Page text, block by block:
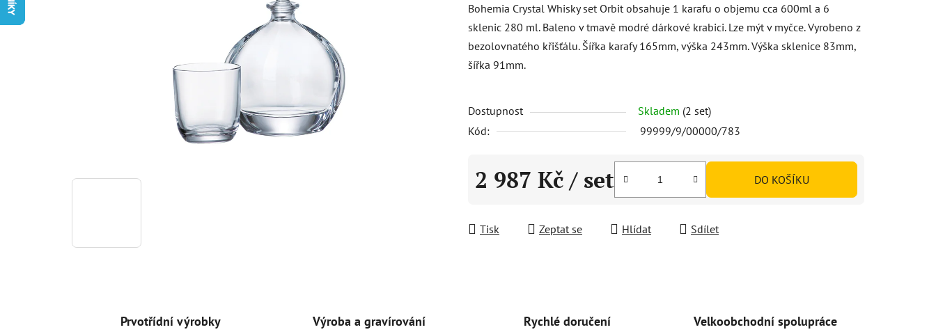
je
0,0
z
5
Bohemia Crystal Whisky set Orbit obsahuje 1 karafu o objemu cca 600ml a 6
sklenic 280 ml. Baleno v tmavě modré dárkové krabici. Lze mýt v myčce. Vyrobeno z
bezolovnatého křišťálu. Šířka karafy 165mm, výška 243mm. Výška sklenice 83mm,
šířka 91mm.
Dostupnost Skladem (2 set)
Kód:
99999/9/00000/783
2 987 Kč / set DO KOŠÍKU
Tisk Zeptat se Hlídat Sdílet
Prvotřídní výrobky Výroba a gravírování Rychlé doručení Velkoobchodní spolupráce